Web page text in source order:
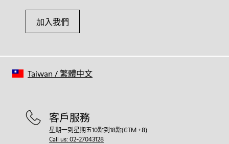
加入我們
客戶服務
星期一到星期五10點到18點(GTM +8)
Call us: 02-27043128
Taiwan /繁體中文